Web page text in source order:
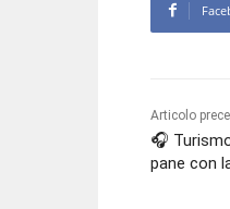
Articolo
🎧
pane con